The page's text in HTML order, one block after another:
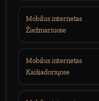
Mobilus internetas
Žiežmariuose
Mobilus internetas
Kaišiadoriųose